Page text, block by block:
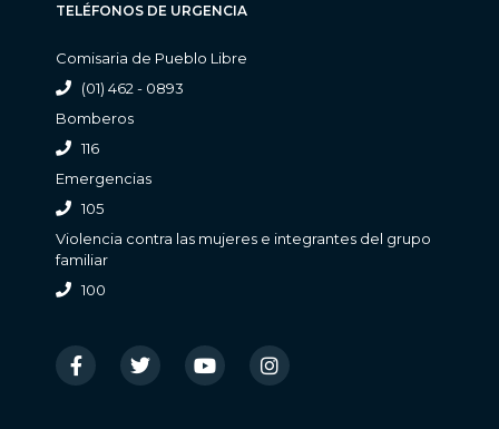
TELÉFONOS DE URGENCIA
Comisaria de Pueblo Libre
(01) 462 - 0893
Bomberos
116
Emergencias
105
Violencia contra las mujeres e integrantes del grupo
familiar
100